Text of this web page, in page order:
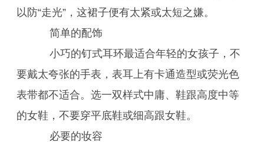
以防“走光”，这裙子便有太紧或太短之嫌。
简单的配饰
小巧的钉式耳环最适合年轻的女孩子，不
要戴太夸张的手表，表耳上有卡通造型或荧光色
表带都不适合。选一双样式中庸、鞋跟高度中等
的女鞋，不要穿平底鞋或细高跟女鞋。
必要的妆容